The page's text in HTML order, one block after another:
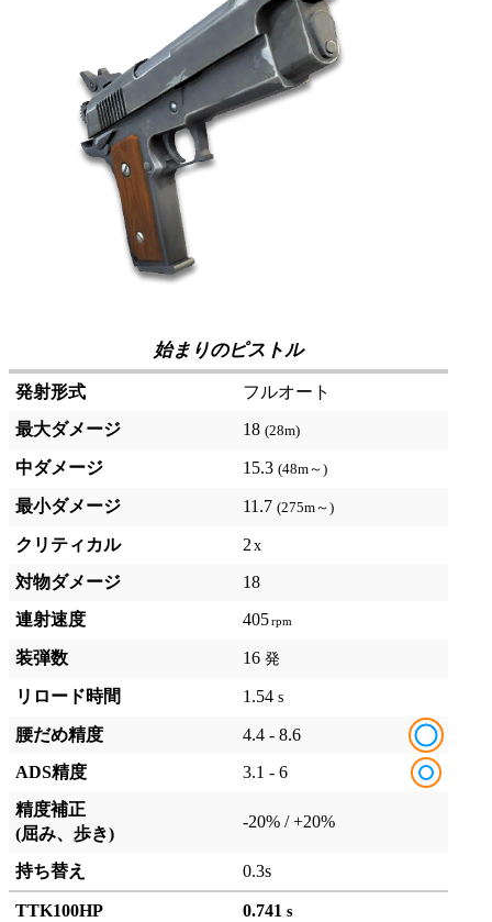
始まりのピストル
発射形式
フルオート
最大ダメージ
18 (28m)
中ダメージ 15.3 (48m～)
最小ダメージ 11.7 (275m～)
クリティカル
2
対物ダメージ
18
連射速度
405
装弾数 16 発
リロード時間 1.54 s
腰だめ精度
4.4 - 8.6
ADS精度
3.1 - 6
精度補正
(屈み、歩き)
-20% / +20%
持ち替え 0.3s
TTK100HP 0.741 s